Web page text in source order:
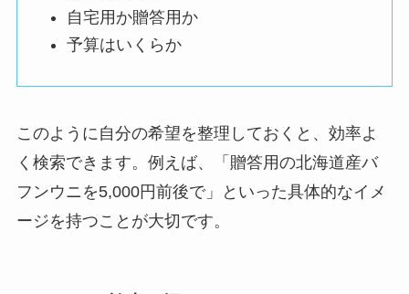
自宅用か贈答用か
予算はいくらか
このように自分の希望を整理しておくと、効率よ
く検索できます。例えば、「贈答用の北海道産バ
フンウニを5,000円前後で」といった具体的なイメ
ージを持つことが大切です。